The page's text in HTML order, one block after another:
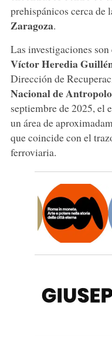
prehispánicos cerca de
Zaragoza.
Las investigaciones
Víctor Heredia
Dirección de
Nacional de
septiembre de 2025, el
un área de
que coincide con el
ferroviaria.